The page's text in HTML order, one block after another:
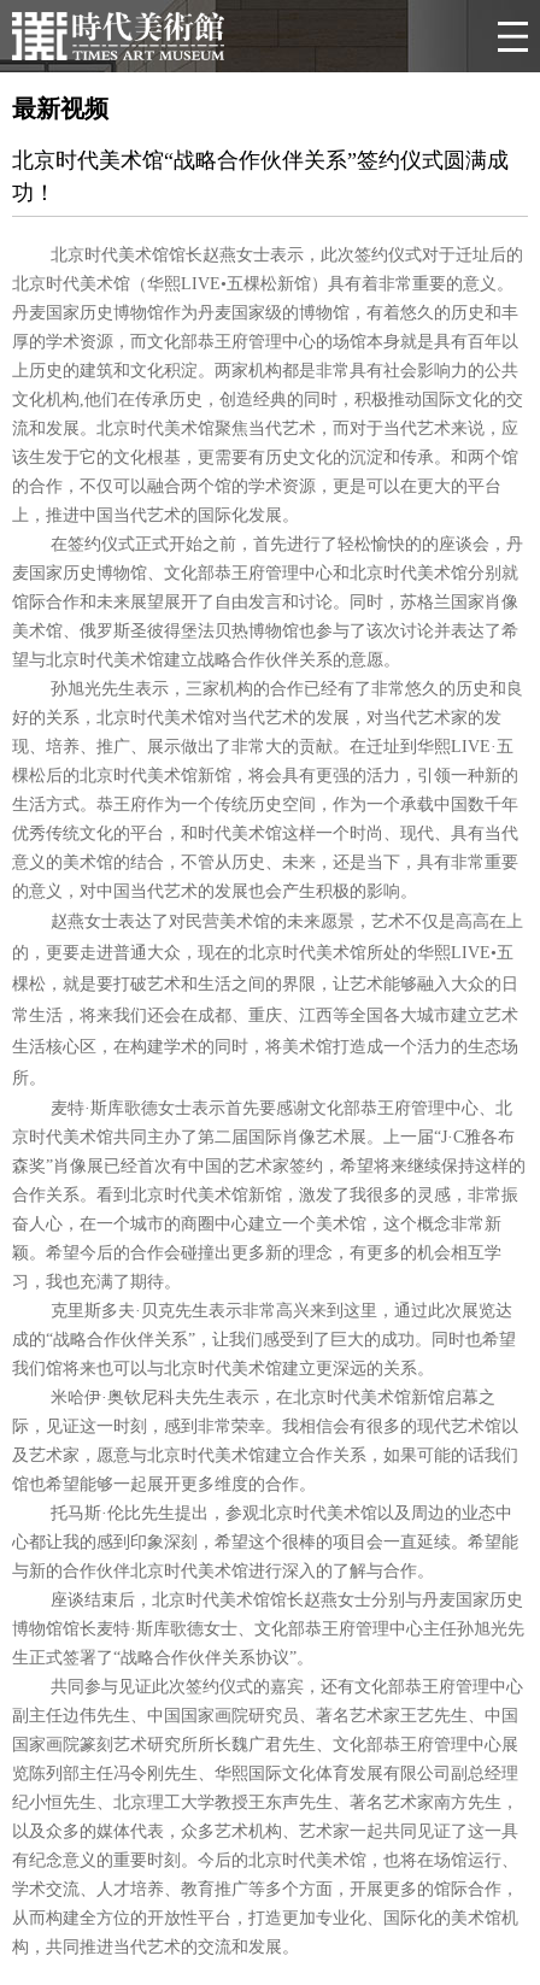
最新视频
北京时代美术馆“战略合作伙伴关系”签约仪式圆满成
功！
北京时代美术馆馆长赵燕女士表示，此次签约仪式对于迁址后的
北京时代美术馆（华熙LIVE•五棵松新馆）具有着非常重要的意义。
丹麦国家历史博物馆作为丹麦国家级的博物馆，有着悠久的历史和丰
厚的学术资源，而文化部恭王府管理中心的场馆本身就是具有百年以
上历史的建筑和文化积淀。两家机构都是非常具有社会影响力的公共
文化机构,他们在传承历史，创造经典的同时，积极推动国际文化的交
流和发展。北京时代美术馆聚焦当代艺术，而对于当代艺术来说，应
该生发于它的文化根基，更需要有历史文化的沉淀和传承。和两个馆
的合作，不仅可以融合两个馆的学术资源，更是可以在更大的平台
上，推进中国当代艺术的国际化发展。
在签约仪式正式开始之前，首先进行了轻松愉快的的座谈会，丹
麦国家历史博物馆、文化部恭王府管理中心和北京时代美术馆分别就
馆际合作和未来展望展开了自由发言和讨论。同时，苏格兰国家肖像
美术馆、俄罗斯圣彼得堡法贝热博物馆也参与了该次讨论并表达了希
望与北京时代美术馆建立战略合作伙伴关系的意愿。
孙旭光先生表示，三家机构的合作已经有了非常悠久的历史和良
好的关系，北京时代美术馆对当代艺术的发展，对当代艺术家的发
现、培养、推广、展示做出了非常大的贡献。在迁址到华熙LIVE· 五
棵松后的北京时代美术馆新馆，将会具有更强的活力，引领一种新的
生活方式。恭王府作为一个传统历史空间，作为一个承载中国数千年
优秀传统文化的平台，和时代美术馆这样一个时尚、现代、具有当代
意义的美术馆的结合，不管从历史、未来，还是当下，具有非常重要
的意义，对中国当代艺术的发展也会产生积极的影响。
赵燕女士表达了对民营美术馆的未来愿景，艺术不仅是高高在上
的，更要走进普通大众，现在的北京时代美术馆所处的华熙LIVE•五
棵松，就是要打破艺术和生活之间的界限，让艺术能够融入大众的日
常生活，将来我们还会在成都、重庆、江西等全国各大城市建立艺术
生活核心区，在构建学术的同时，将美术馆打造成一个活力的生态场
所。
麦特·斯库歌德女士表示首先要感谢文化部恭王府管理中心、北
京时代美术馆共同主办了第二届国际肖像艺术展。上一届“J·C雅各布
森奖”肖像展已经首次有中国的艺术家签约，希望将来继续保持这样的
合作关系。看到北京时代美术馆新馆，激发了我很多的灵感，非常振
奋人心，在一个城市的商圈中心建立一个美术馆，这个概念非常新
颖。希望今后的合作会碰撞出更多新的理念，有更多的机会相互学
习，我也充满了期待。
克里斯多夫· 贝克先生表示非常高兴来到这里，通过此次展览达
成的“战略合作伙伴关系” ，让我们感受到了巨大的成功。同时也希望
我们馆将来也可以与北京时代美术馆建立更深远的关系。
米哈伊·奥钦尼科夫先生表示，在北京时代美术馆新馆启幕之
际，见证这一时刻，感到非常荣幸。我相信会有很多的现代艺术馆以
及艺术家，愿意与北京时代美术馆建立合作关系，如果可能的话我们
馆也希望能够一起展开更多维度的合作。
托马斯·伦比先生提出，参观北京时代美术馆以及周边的业态中
心都让我的感到印象深刻，希望这个很棒的项目会一直延续。希望能
与新的合作伙伴北京时代美术馆进行深入的了解与合作。
座谈结束后，北京时代美术馆馆长赵燕女士分别与丹麦国家历史
博物馆馆长麦特·斯库歌德女士、文化部恭王府管理中心主任孙旭光先
生正式签署了“战略合作伙伴关系协议”。
共同参与见证此次签约仪式的嘉宾，还有文化部恭王府管理中心
副主任边伟先生、中国国家画院研究员、著名艺术家王艺先生、中国
国家画院篆刻艺术研究所所长魏广君先生、文化部恭王府管理中心展
览陈列部主任冯令刚先生、华熙国际文化体育发展有限公司副总经理
纪小恒先生、北京理工大学教授王东声先生、著名艺术家南方先生，
以及众多的媒体代表，众多艺术机构、艺术家一起共同见证了这一具
有纪念意义的重要时刻。今后的北京时代美术馆，也将在场馆运行、
学术交流、人才培养、教育推广等多个方面，开展更多的馆际合作，
从而构建全方位的开放性平台，打造更加专业化、国际化的美术馆机
构，共同推进当代艺术的交流和发展。